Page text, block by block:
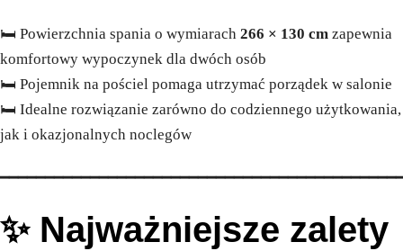
🛏️ Powierzchnia spania o wymiarach 266 × 130 cm zapewnia
komfortowy wypoczynek dla dwóch osób
🛏️ Pojemnik na pościel pomaga utrzymać porządek w salonie
🛏️ Idealne rozwiązanie zarówno do codziennego użytkowania,
jak i okazjonalnych noclegów
✨ Najważniejsze zalety